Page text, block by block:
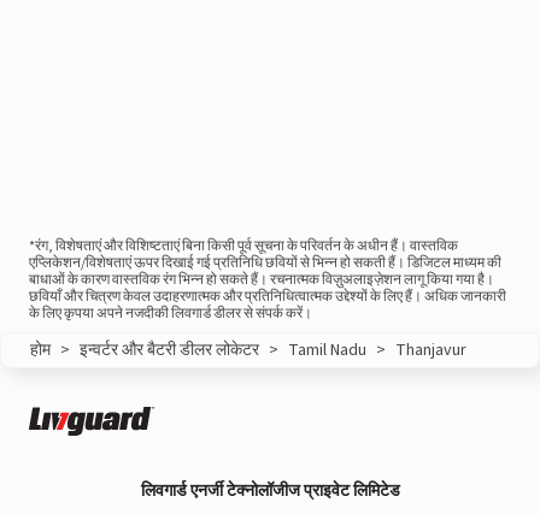
*रंग, विशेषताएं और विशिष्टताएं बिना किसी पूर्व सूचना के परिवर्तन के अधीन हैं। वास्तविक
एप्लिकेशन/विशेषताएं ऊपर दिखाई गई प्रतिनिधि छवियों से भिन्न हो सकती हैं। डिजिटल माध्यम की
बाधाओं के कारण वास्तविक रंग भिन्न हो सकते हैं। रचनात्मक विज़ुअलाइज़ेशन लागू किया गया है।
छवियाँ और चित्रण केवल उदाहरणात्मक और प्रतिनिधित्वात्मक उद्देश्यों के लिए हैं। अधिक जानकारी
के लिए कृपया अपने नजदीकी लिवगार्ड डीलर से संपर्क करें।
होम > इन्वर्टर और बैटरी डीलर लोकेटर > Tamil Nadu > Thanjavur
लिवगार्ड एनर्जी टेक्नोलॉजीज प्राइवेट लिमिटेड